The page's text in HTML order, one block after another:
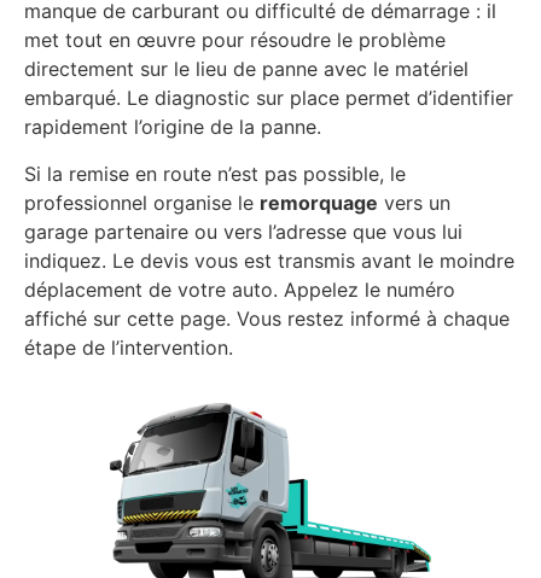
manque de carburant ou difficulté de démarrage : il
met tout en œuvre pour résoudre le problème
directement sur le lieu de panne avec le matériel
embarqué. Le diagnostic sur place permet d’identifier
rapidement l’origine de la panne.
Si la remise en route n’est pas possible, le
professionnel organise le remorquage vers un
garage partenaire ou vers l’adresse que vous lui
indiquez. Le devis vous est transmis avant le moindre
déplacement de votre auto. Appelez le numéro
affiché sur cette page. Vous restez informé à chaque
étape de l’intervention.